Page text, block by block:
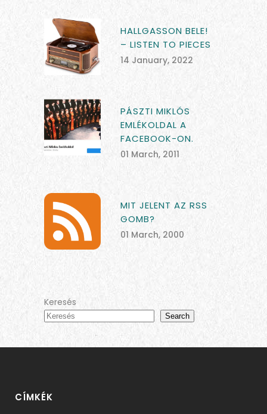
HALLGASSON BELE!
– LISTEN TO PIECES
14 January, 2022
PÁSZTI MIKLÓS
EMLÉKOLDAL A
FACEBOOK-ON.
01 March, 2011
MIT JELENT AZ RSS
GOMB?
01 March, 2000
Keresés
Search
CÍMKÉK